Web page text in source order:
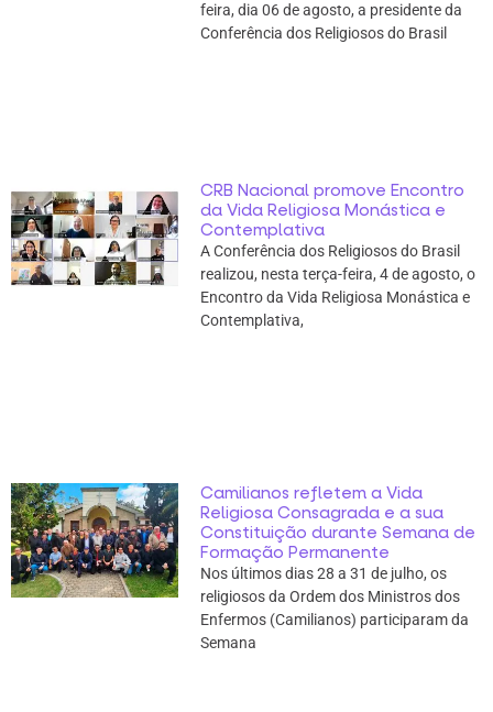
feira, dia 06 de agosto, a presidente da
Conferência dos Religiosos do Brasil
CRB Nacional promove Encontro
da Vida Religiosa Monástica e
Contemplativa
A Conferência dos Religiosos do Brasil
realizou, nesta terça-feira, 4 de agosto, o
Encontro da Vida Religiosa Monástica e
Contemplativa,
Camilianos refletem a Vida
Religiosa Consagrada e a sua
Constituição durante Semana de
Formação Permanente
Nos últimos dias 28 a 31 de julho, os
religiosos da Ordem dos Ministros dos
Enfermos (Camilianos) participaram da
Semana